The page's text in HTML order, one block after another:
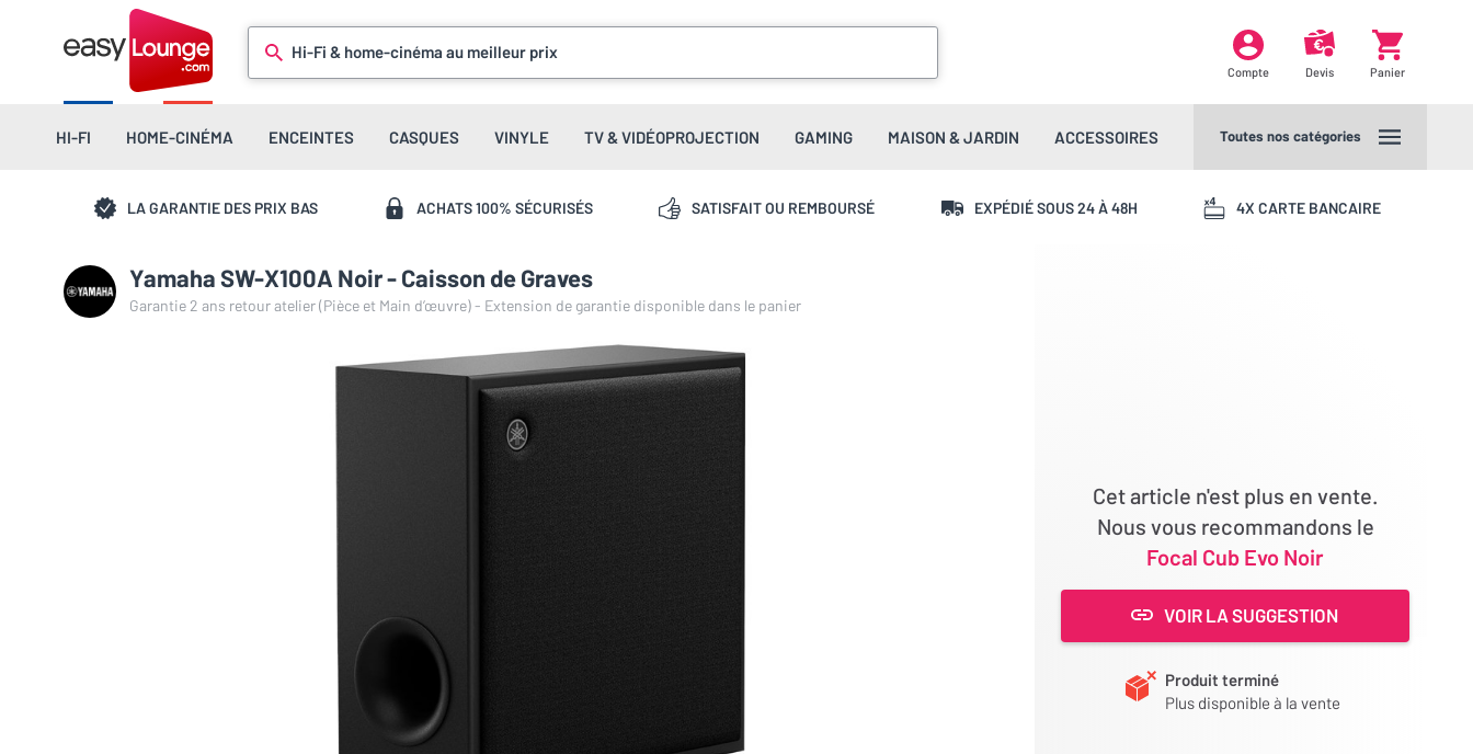
Hi-Fi & home-cinéma au meilleur prix
Compte Devis Panier
HI-FI HOME-CINÉMA ENCEINTES CASQUES VINYLE TV & VIDÉOPROJECTION GAMING MAISON & JARDIN ACCESSOIRES Toutes nos catégories
LA GARANTIE DES PRIX BAS ACHATS 100% SÉCURISÉS SATISFAIT OU REMBOURSÉ EXPÉDIÉ SOUS 24 À 48H 4X CARTE BANCAIRE
Yamaha SW-X100A Noir - Caisson de Graves
Garantie 2 ans retour atelier (Pièce et Main d’œuvre) - Extension de garantie disponible dans le panier
Cet article n'est plus en vente.
Nous vous recommandons le
Focal Cub Evo Noir
VOIR LA SUGGESTION
Produit terminé
Plus disponible à la vente